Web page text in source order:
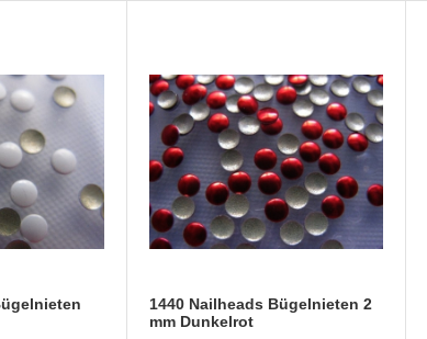
1440 Nailheads Bügelnieten 2
mm Dunkelrot